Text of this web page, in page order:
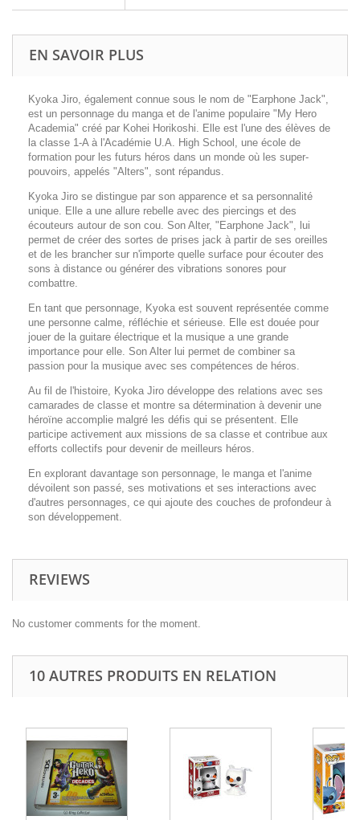
EN SAVOIR PLUS
Kyoka Jiro, également connue sous le nom de "Earphone Jack",
est un personnage du manga et de l'anime populaire "My Hero
Academia" créé par Kohei Horikoshi. Elle est l'une des élèves de
la classe 1-A à l'Académie U.A. High School, une école de
formation pour les futurs héros dans un monde où les super-
pouvoirs, appelés "Alters", sont répandus.
Kyoka Jiro se distingue par son apparence et sa personnalité
unique. Elle a une allure rebelle avec des piercings et des
écouteurs autour de son cou. Son Alter, "Earphone Jack", lui
permet de créer des sortes de prises jack à partir de ses oreilles
et de les brancher sur n'importe quelle surface pour écouter des
sons à distance ou générer des vibrations sonores pour
combattre.
En tant que personnage, Kyoka est souvent représentée comme
une personne calme, réfléchie et sérieuse. Elle est douée pour
jouer de la guitare électrique et la musique a une grande
importance pour elle. Son Alter lui permet de combiner sa
passion pour la musique avec ses compétences de héros.
Au fil de l'histoire, Kyoka Jiro développe des relations avec ses
camarades de classe et montre sa détermination à devenir une
héroïne accomplie malgré les défis qui se présentent. Elle
participe activement aux missions de sa classe et contribue aux
efforts collectifs pour devenir de meilleurs héros.
En explorant davantage son personnage, le manga et l'anime
dévoilent son passé, ses motivations et ses interactions avec
d'autres personnages, ce qui ajoute des couches de profondeur à
son développement.
REVIEWS
No customer comments for the moment.
10 AUTRES PRODUITS EN RELATION